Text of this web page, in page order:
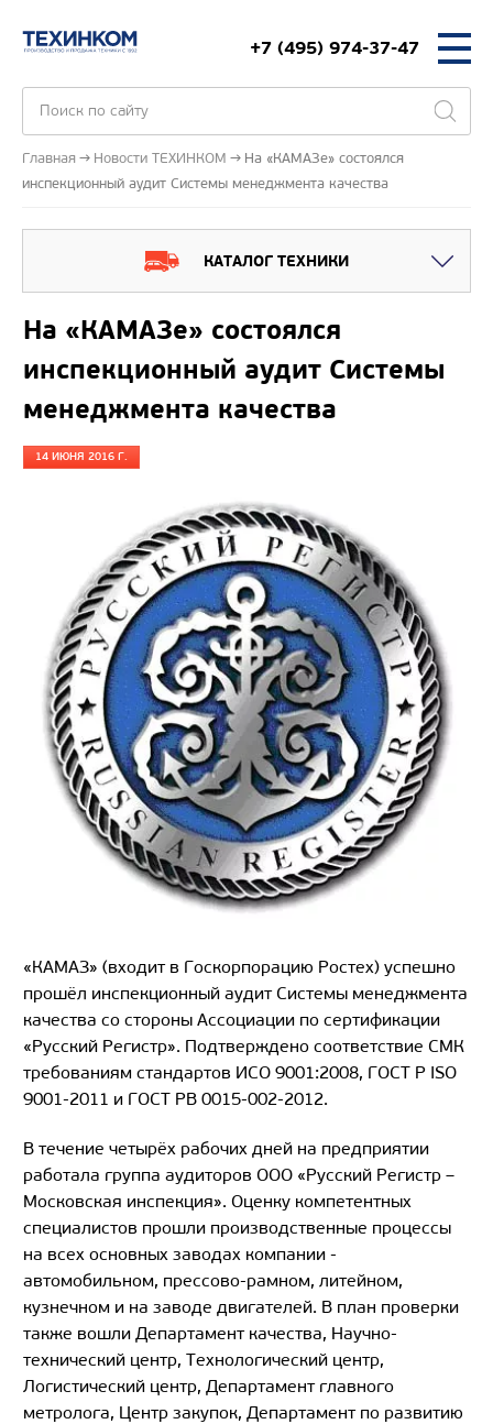
+7 (495) 974-37-47
Главная Новости ТЕХИНКОМ
На «КАМАЗе» состоялся
инспекционный аудит Системы менеджмента качества
КАТАЛОГ ТЕХНИКИ
На «КАМАЗе» состоялся
инспекционный аудит Системы
менеджмента качества
14 ИЮНЯ 2016 Г.
«КАМАЗ» (входит в Госкорпорацию Ростех) успешно
прошёл инспекционный аудит Системы менеджмента
качества со стороны Ассоциации по сертификации
«Русский Регистр». Подтверждено соответствие СМК
требованиям стандартов ИСО 9001:2008, ГОСТ Р ISO
9001-2011 и ГОСТ РВ 0015-002-2012.
В течение четырёх рабочих дней на предприятии
работала группа аудиторов ООО «Русский Регистр –
Московская инспекция». Оценку компетентных
специалистов прошли производственные процессы
на всех основных заводах компании -
автомобильном, прессово-рамном, литейном,
кузнечном и на заводе двигателей. В план проверки
также вошли Департамент качества, Научно-
технический центр, Технологический центр,
Логистический центр, Департамент главного
метролога, Центр закупок, Департамент по развитию